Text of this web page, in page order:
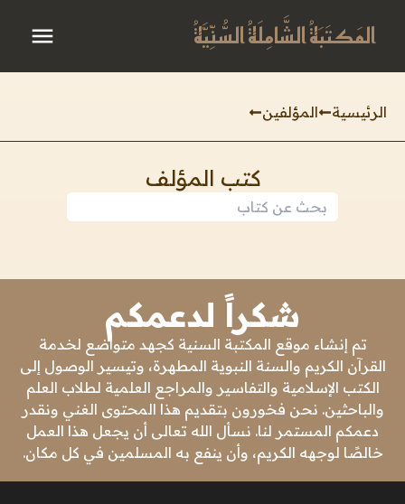
المَكتَبَةُ الشَّامِلَةُ السُّنِّيَّةُ
الرئيسية المؤلفين
كتب المؤلف
شكراً لدعمكم
تم إنشاء موقع المكتبة السنية كجهد متواضع لخدمة
القرآن الكريم والسنة النبوية المطهرة، وتيسير الوصول إلى
الكتب الإسلامية والتفاسير والمراجع العلمية لطلاب العلم
والباحثين. نحن فخورون بتقديم هذا المحتوى الغني ونقدر
دعمكم المستمر لنا. نسأل الله تعالى أن يجعل هذا العمل
خالصًا لوجهه الكريم، وأن ينفع به المسلمين في كل مكان.